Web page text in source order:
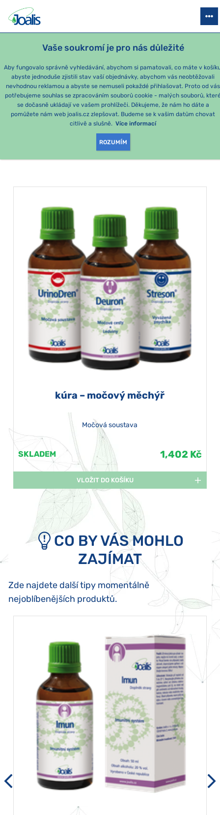
Vaše soukromí je pro nás důležité
Aby fungovalo správně vyhledávání, abychom si pamatovali, co máte v
abyste jednoduše zjistili stav vaší objednávky, abychom vás neobtěžovali
nevhodnou reklamou a abyste se nemuseli pokaždé přihlašovat. Proto od vás
potřebujeme souhlas se zpracováním souborů cookie - malých souborů,
se dočasně ukládají ve vašem prohlížeči. Děkujeme, že nám ho dáte a
pomůžete nám web joalis.cz zlepšovat. Budeme se k vašim datům chovat
citlivě a slušně. Více informací
ROZUMÍM
PRODUKTY PODLE OBTÍŽÍ SEZÓNNÍ BALÍČKY PRO DĚTI
Momentálně nejoblíbenější produkty
PRODUKTY PODLE
KATEGORIE:
MOČOVÝ MĚCHÝŘ
kúra – močový měchýř
Močová soustava
SKLADEM 1,402 Kč
VLOŽIT DO KOŠÍKU
CO BY VÁS MOHLO
ZAJÍMAT
Zde najdete další tipy momentálně
nejoblíbenějších produktů.